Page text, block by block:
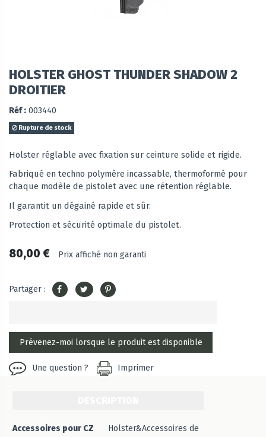
HOLSTER GHOST THUNDER SHADOW 2
DROITIER
Réf : 003440
Rupture de stock
Holster réglable avec fixation sur ceinture solide et rigide.
Fabriqué en techno polymère incassable, thermoformé pour
chaque modèle de pistolet avec une rétention réglable.
Il garantit un dégainé rapide et sûr.
Protection et sécurité optimale du pistolet.
80,00 € Prix affiché non garanti
Partager :
Une question ? Imprimer
Accessoires pour CZ
Holster&Accessoires de